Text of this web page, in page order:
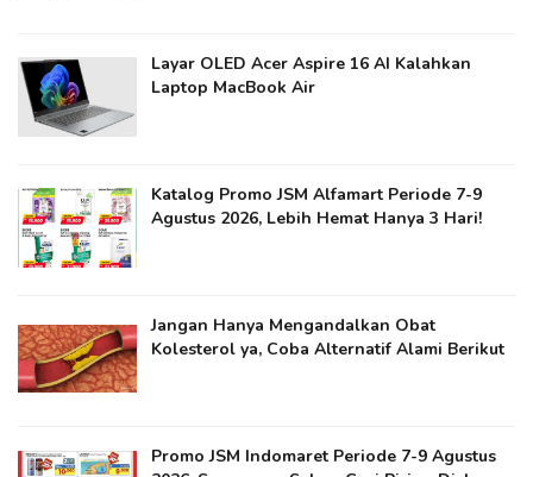
Layar OLED Acer Aspire 16 AI Kalahkan
Laptop MacBook Air
Katalog Promo JSM Alfamart Periode 7-9
Agustus 2026, Lebih Hemat Hanya 3 Hari!
Jangan Hanya Mengandalkan Obat
Kolesterol ya​, Coba Alternatif Alami Berikut
Promo JSM Indomaret Periode 7-9 Agustus